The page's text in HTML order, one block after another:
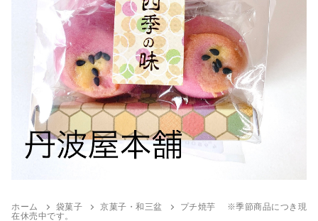
ホーム 袋菓子 京菓子・和三盆
プチ焼芋 ※季節商品につき現
在休売中です。